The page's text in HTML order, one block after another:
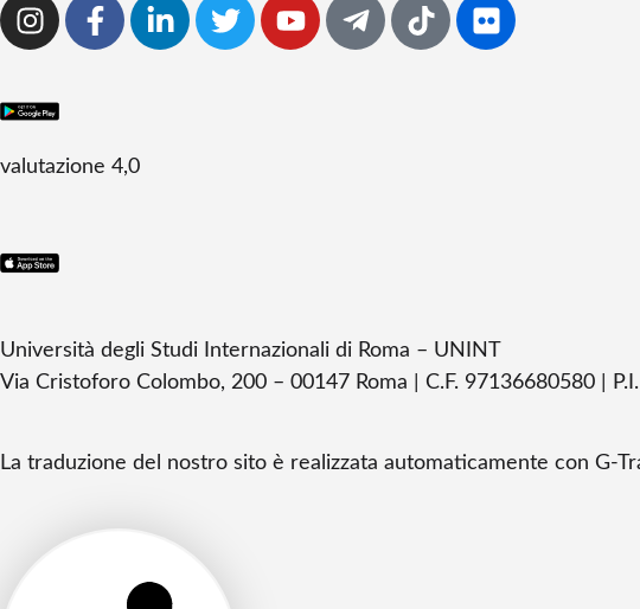
valutazione 4,0
Università degli Studi Internazionali di Roma – UNINT
Via Cristoforo Colombo, 200 – 00147 Roma | C.F. 97136680580 |
La traduzione del nostro sito è realizzata automaticamente con G-